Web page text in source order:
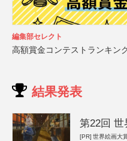
編集部セレクト
高額賞金コンテストランキン
結果発表
第22回 世
[PR] 世界絵画大